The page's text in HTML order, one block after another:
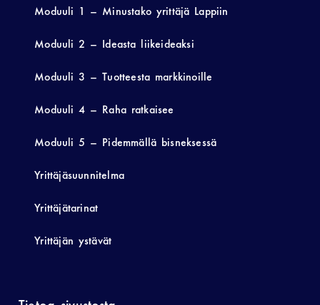
Moduuli 1 – Minustako yrittäjä Lappiin
Moduuli 2 – Ideasta liikeideaksi
Moduuli 3 – Tuotteesta markkinoille
Moduuli 4 – Raha ratkaisee
Moduuli 5 – Pidemmällä bisneksessä
Yrittäjäsuunnitelma
Yrittäjätarinat
Yrittäjän ystävät